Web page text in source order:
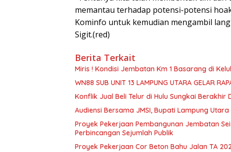
memantau terhadap potensi-potensi
Kominfo untuk kemudian mengambil
Sigit.(red)
Berita Terkait
Miris ! Kondisi Jembatan Km 1 Basarang di
WN88 SUB UNIT 13 LAMPUNG UTARA GELAR
Konflik Jual Beli Telur di Hulu Sungkai Berakhir
Audiensi Bersama JMSI, Bupati Lampung
Proyek Pekerjaan Pembangunan Jembatan
Perbincangan Sejumlah Publik
Proyek Pekerjaan Cor Beton Bahu Jalan TA